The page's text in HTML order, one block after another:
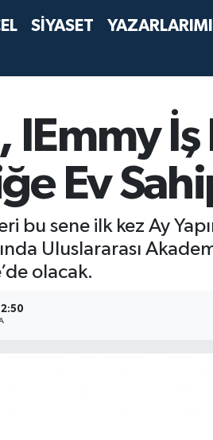
SİYASET
IEmmy
Ev
bu sene ilk kez Ay
Uluslararası
olacak.